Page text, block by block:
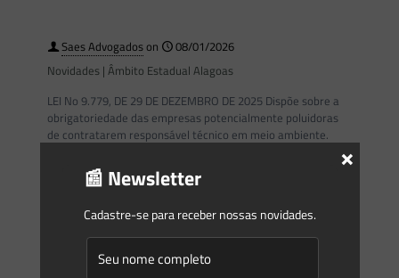
Saes Advogadoson
08/01/2026
Novidades | Âmbito Estadual Alagoas
LEI No 9.779, DE 29 DE DEZEMBRO DE 2025 Dispõe sobre a
obrigatoriedade das empresas potencialmente poluidoras
de contratarem responsável técnico em meio ambiente.
Prev page
📰 Newsletter
Cadastre-se para receber nossas novidades.
×